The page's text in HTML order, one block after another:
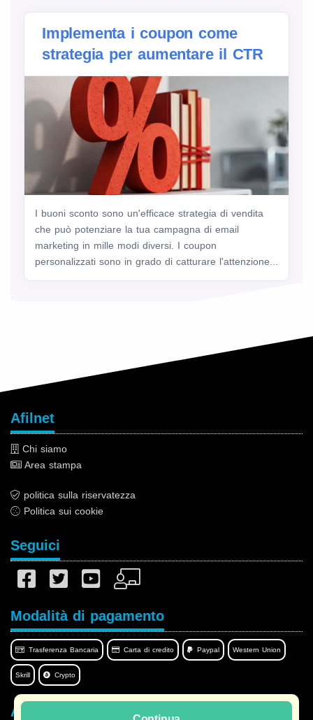
Implementa i coupon come
strategia per aumentare il CTR
I buoni sconto sono un'efficace strategia di vendita
che può potenziare la tua campagna di email
marketing in mille modi diversi. I coupon
personalizzati sono in grado di catturare l'attenzione...
Afilnet
Chi siamo
Area stampa
politica sulla riservatezza
Politica sui cookie
Seguici
Modalità di pagamento
Trasferenza Bancaria Carta di credito Paypal Western Union
Skrill Crypto
Afilnet nella tua lingua